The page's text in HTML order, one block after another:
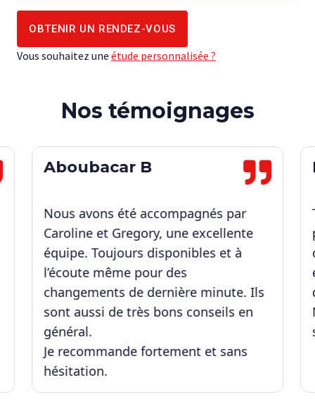
Vous souhaitez une étude personnalisée ?
Nos témoignages
Aboubacar B
Nous avons été accompagnés par
Caroline et Gregory, une excellente
équipe. Toujours disponibles et à
l’écoute même pour des
changements de dernière minute. Ils
sont aussi de très bons conseils en
général.
Je recommande fortement et sans
hésitation.